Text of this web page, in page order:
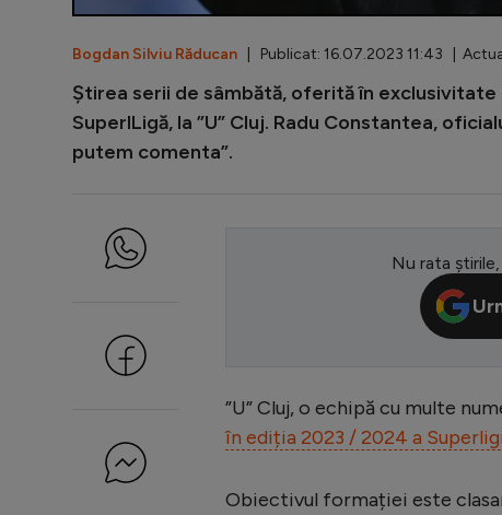
Bogdan Silviu Răducan | Publicat: 16.07.2023 11:43 |
Știrea serii de sâmbătă, oferită în
SuperlLigă, la ”U” Cluj. Radu Constantea,
putem comenta”.
Nu rata
”U” Cluj, o echipă cu multe
în ediția 2023 / 2024 a
Obiectivul formației este